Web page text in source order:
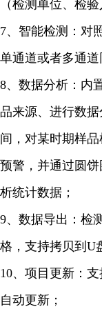
（检测单位、检验
7、智能检测：对
单通道或者多通道
8、数据分析：内
品来源、进行数
间，对某时期样品
预警，并通过圆
析统计数据；
9、数据导出：检
格，支持拷贝到U
10、项目更新：
自动更新；